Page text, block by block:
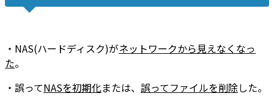
・NAS(ハードディスク)がネットワークから見えなくなっ
た。
・誤ってNASを初期化または、 誤ってファイルを削除した。